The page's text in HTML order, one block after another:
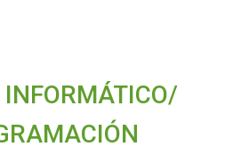
INFORMÁTICO/